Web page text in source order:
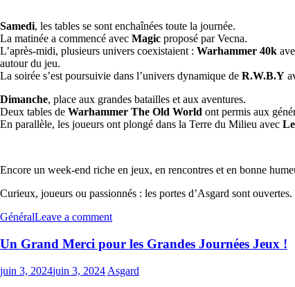
Samedi, les tables se sont enchaînées toute la journée.
La matinée a commencé avec Magic proposé par Vecna.
L’après-midi, plusieurs univers coexistaient : Warhammer 40k
autour du jeu.
La soirée s’est poursuivie dans l’univers dynamique de R.W.B.Y
Dimanche, place aux grandes batailles et aux aventures.
Deux tables de Warhammer The Old World ont permis aux
En parallèle, les joueurs ont plongé dans la Terre du Milieu avec
Encore un week-end riche en jeux, en rencontres et en bonne
Curieux, joueurs ou passionnés : les portes d’Asgard sont
GénéralLeave a comment
Un Grand Merci pour les Grandes Journées Jeux !
juin 3, 2024juin 3, 2024 Asgard